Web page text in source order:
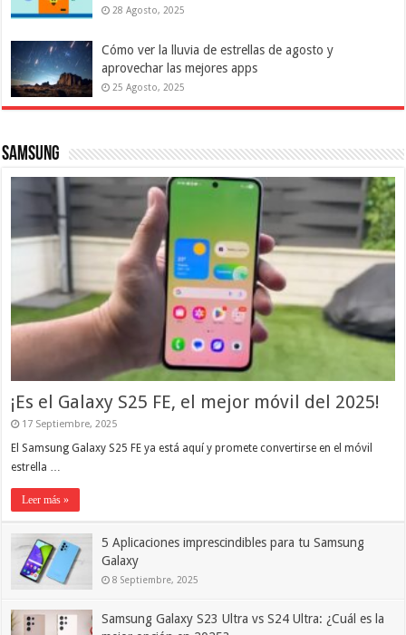
28 Agosto, 2025
Cómo ver la lluvia de estrellas de agosto y
aprovechar las mejores apps
25 Agosto, 2025
Samsung
¡Es el Galaxy S25 FE, el mejor móvil del 2025!
17 Septiembre, 2025
El Samsung Galaxy S25 FE ya está aquí y promete convertirse en el móvil
estrella …
Leer más »
5 Aplicaciones imprescindibles para tu Samsung
Galaxy
8 Septiembre, 2025
Samsung Galaxy S23 Ultra vs S24 Ultra: ¿Cuál es la